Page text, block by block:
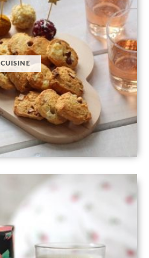
CUISINE